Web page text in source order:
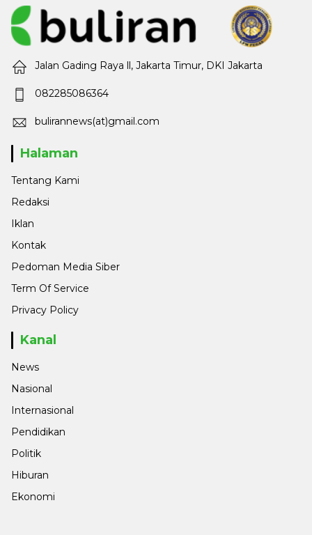
Jalan Gading Raya ll, Jakarta Timur, DKI Jakarta
082285086364
bulirannews(at)gmail.com
Halaman
Tentang Kami
Redaksi
Iklan
Kontak
Pedoman Media Siber
Term Of Service
Privacy Policy
Kanal
News
Nasional
Internasional
Pendidikan
Politik
Hiburan
Ekonomi